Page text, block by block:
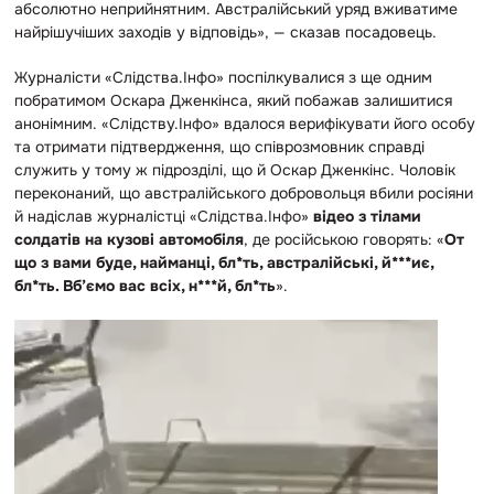
абсолютно неприйнятним. Австралійський уряд вживатиме
найрішучіших заходів у відповідь», — сказав посадовець.
Журналісти «Слідства.Інфо» поспілкувалися з ще одним
побратимом Оскара Дженкінса, який побажав залишитися
анонімним. «Слідству.Інфо» вдалося верифікувати його особу
та отримати підтвердження, що співрозмовник справді
служить у тому ж підрозділі, що й Оскар Дженкінс. Чоловік
переконаний, що австралійського добровольця вбили росіяни
й надіслав журналістці «Слідства.Інфо» відео з тілами
солдатів на кузові автомобіля, де російською говорять: «От
що з вами буде, найманці, бл*ть, австралійські, й***иє,
бл*ть. Вб’ємо вас всіх, н***й, бл*ть».
В
і
д
е
о
п